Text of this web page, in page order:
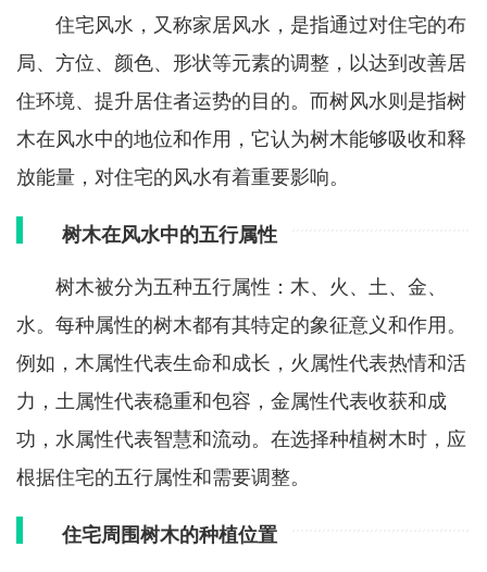
住宅风水，又称家居风水，是指通过对住宅的布
局、方位、颜色、形状等元素的调整，以达到改善居
住环境、提升居住者运势的目的。而树风水则是指树
木在风水中的地位和作用，它认为树木能够吸收和释
放能量，对住宅的风水有着重要影响。
树木在风水中的五行属性
树木被分为五种五行属性：木、火、土、金、
水。每种属性的树木都有其特定的象征意义和作用。
例如，木属性代表生命和成长，火属性代表热情和活
力，土属性代表稳重和包容，金属性代表收获和成
功，水属性代表智慧和流动。在选择种植树木时，应
根据住宅的五行属性和需要调整。
住宅周围树木的种植位置